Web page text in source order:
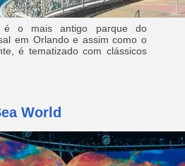
é o mais antigo parque do
em Orlando e assim como o
é tematizado com clássicos
World